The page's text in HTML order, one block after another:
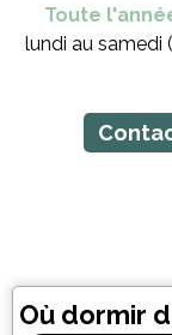
Toute
lundi au samedi
Où dormir